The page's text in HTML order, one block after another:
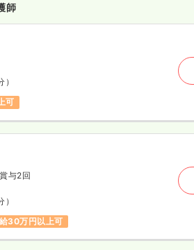
師
）
可
賞与2回
）
30万円以上可